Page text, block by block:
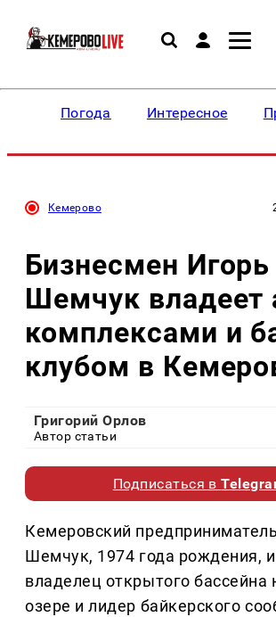
Погода Интересное
Кемерово
Бизнесмен Игорь
Шемчук владеет
комплексами и
клубом в
Григорий Орлов
Автор статьи
Подписаться в
Кемеровский
Шемчук, 1974 года рождения,
владелец открытого бассейна
озере и лидер байкерского